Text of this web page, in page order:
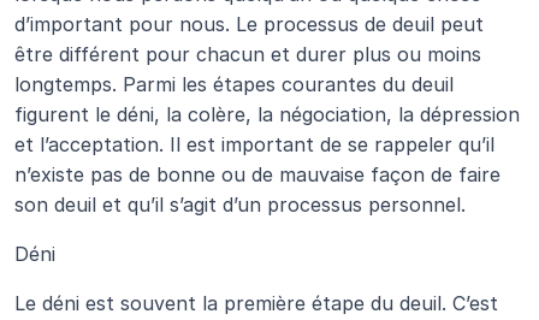
d’important pour nous. Le processus de deuil peut
être différent pour chacun et durer plus ou moins
longtemps. Parmi les étapes courantes du deuil
figurent le déni, la colère, la négociation, la dépression
et l’acceptation. Il est important de se rappeler qu’il
n’existe pas de bonne ou de mauvaise façon de faire
son deuil et qu’il s’agit d’un processus personnel.
Déni
Le déni est souvent la première étape du deuil. C’est